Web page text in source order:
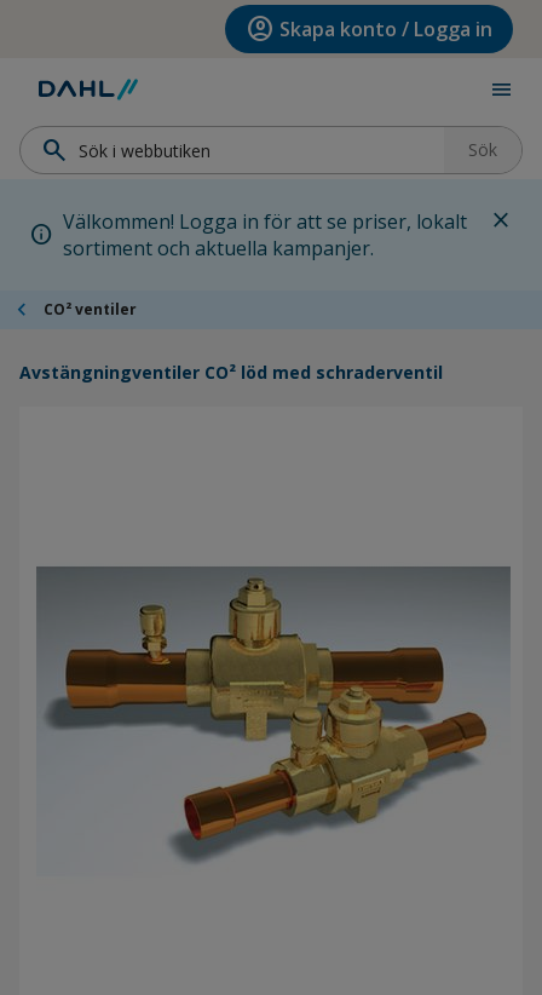
Hoppa till huvudinnehållet account_circle Skapa konto / Logga in
menu
search Sök
info Välkommen! Logga in för att se priser, lokalt
sortiment och aktuella kampanjer.
close
chevron_left CO² ventiler
Avstängningventiler CO² löd med schraderventil